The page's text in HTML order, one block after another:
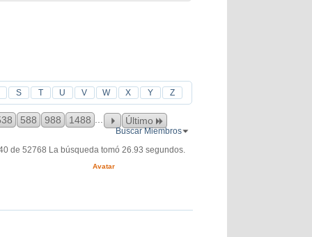
S T U V W X Y Z
588 988 1488 Último
Buscar Miembros
de 52768 La búsqueda tomó 26.93 segundos.
Avatar